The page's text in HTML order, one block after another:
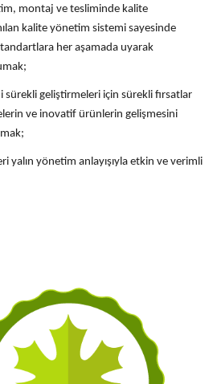
montaj ve tesliminde kalite
kalite yönetim sistemi sayesinde
her aşamada uyarak
sürekli geliştirmeleri için sürekli fırsatlar
ve inovatif ürünlerin gelişmesini
yalın yönetim anlayışıyla etkin ve verimli